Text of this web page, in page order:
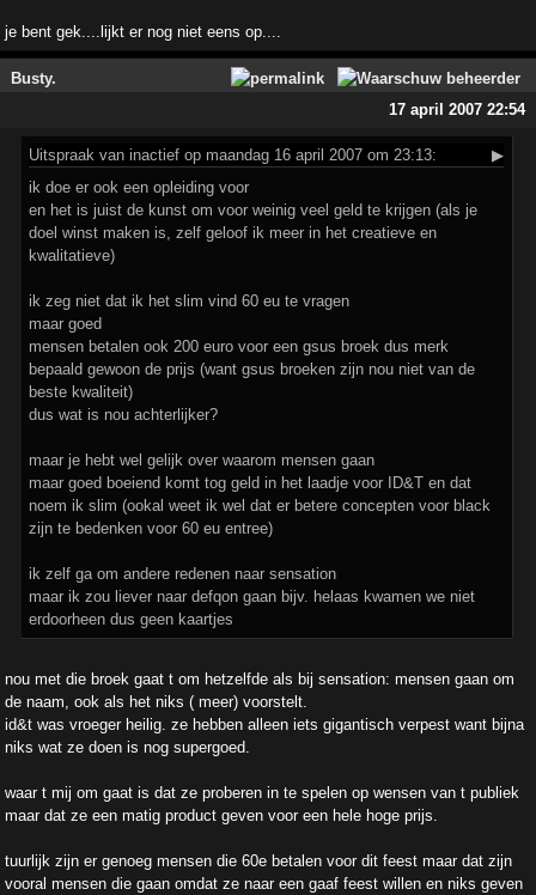
je bent gek....lijkt er nog niet eens op....
Busty.
17 april 2007 22:54
Uitspraak van inactief op maandag 16 april 2007 om 23:13:
▶
ik doe er ook een opleiding voor
en het is juist de kunst om voor weinig veel geld te krijgen (als je
doel winst maken is, zelf geloof ik meer in het creatieve en
kwalitatieve)
ik zeg niet dat ik het slim vind 60 eu te vragen
maar goed
mensen betalen ook 200 euro voor een gsus broek dus merk
bepaald gewoon de prijs (want gsus broeken zijn nou niet van de
beste kwaliteit)
dus wat is nou achterlijker?
maar je hebt wel gelijk over waarom mensen gaan
maar goed boeiend komt tog geld in het laadje voor ID&T en dat
noem ik slim (ookal weet ik wel dat er betere concepten voor black
zijn te bedenken voor 60 eu entree)
ik zelf ga om andere redenen naar sensation
maar ik zou liever naar defqon gaan bijv. helaas kwamen we niet
erdoorheen dus geen kaartjes
nou met die broek gaat t om hetzelfde als bij sensation: mensen gaan om
de naam, ook als het niks ( meer) voorstelt.
id&t was vroeger heilig. ze hebben alleen iets gigantisch verpest want bijna
niks wat ze doen is nog supergoed.
waar t mij om gaat is dat ze proberen in te spelen op wensen van t publiek
maar dat ze een matig product geven voor een hele hoge prijs.
tuurlijk zijn er genoeg mensen die 60e betalen voor dit feest maar dat zijn
vooral mensen die gaan omdat ze naar een gaaf feest willen en niks geven